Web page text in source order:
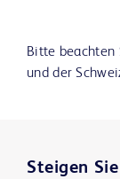
Bitte beachten
und der
Steigen